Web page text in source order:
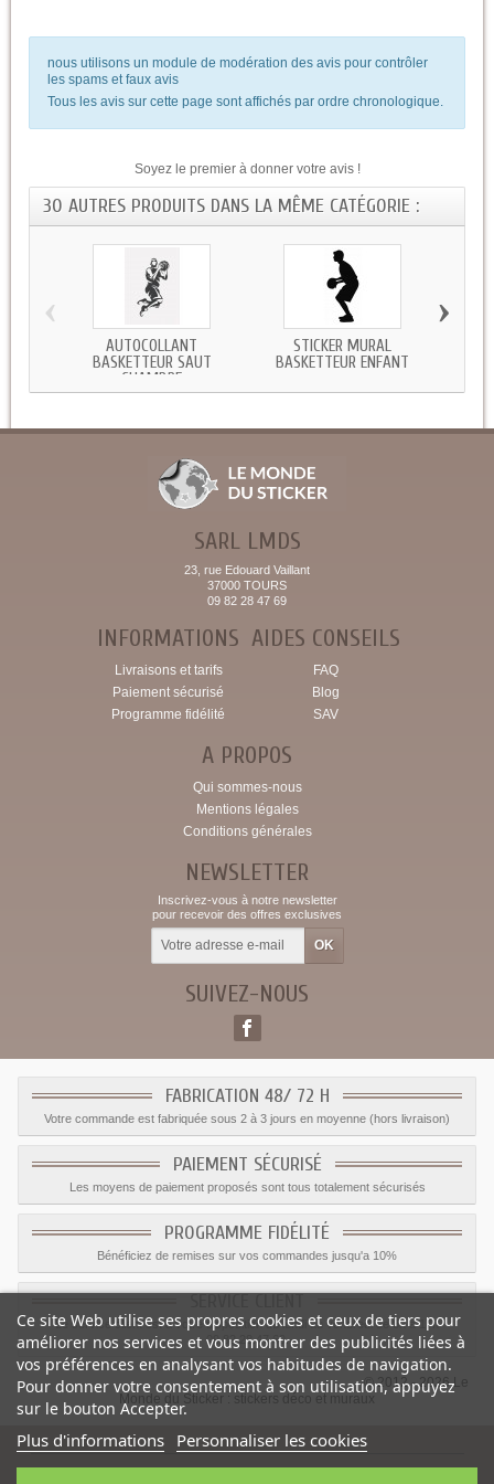
nous utilisons un module de modération des avis pour contrôler
les spams et faux avis
Tous les avis sur cette page sont affichés par ordre chronologique.
Soyez le premier à donner votre avis !
30 AUTRES PRODUITS DANS LA MÊME CATÉGORIE :
AUTOCOLLANT
BASKETTEUR SAUT
CHAMBRE
STICKER MURAL
BASKETTEUR ENFANT
‹ ›
SARL LMDS
23, rue Edouard Vaillant
37000 TOURS
09 82 28 47 69
INFORMATIONS
Livraisons et tarifs
Paiement sécurisé
Programme fidélité
AIDES CONSEILS
FAQ
Blog
SAV
A PROPOS
Qui sommes-nous
Mentions légales
Conditions générales
NEWSLETTER
Inscrivez-vous à notre newsletter
pour recevoir des offres exclusives
SUIVEZ-NOUS
FABRICATION 48/ 72 H
Votre commande est fabriquée sous 2 à 3 jours en moyenne (hors livraison)
PAIEMENT SÉCURISÉ
Les moyens de paiement proposés sont tous totalement sécurisés
PROGRAMME FIDÉLITÉ
Bénéficiez de remises sur vos commandes jusqu'a 10%
Le service client est a votre disposition du lundi au vendredi de 8h à 17h
09.82.28.47.69.
© 2012 - 2026 Le
Monde du Sticker :
stickers déco et muraux
Ce site Web utilise ses propres cookies et ceux de tiers pour
améliorer nos services et vous montrer des publicités liées à
vos préférences en analysant vos habitudes de navigation.
Pour donner votre consentement à son utilisation, appuyez
sur le bouton Accepter.
Plus d'informations Personnaliser les cookies